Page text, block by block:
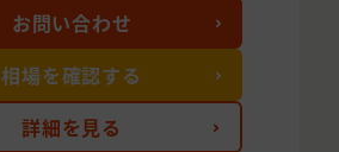
詳細を見る
お問い合わせ
相場を確認する